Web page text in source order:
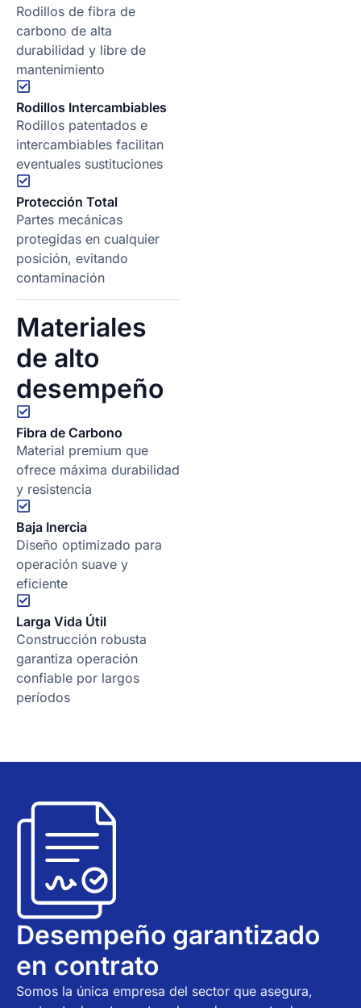
Rodillos de fibra de
carbono de alta
durabilidad y libre de
mantenimiento
Rodillos Intercambiables
Rodillos patentados e
intercambiables facilitan
eventuales sustituciones
Protección Total
Partes mecánicas
protegidas en cualquier
posición, evitando
contaminación
Materiales
de alto
desempeño
Fibra de Carbono
Material premium que
ofrece máxima durabilidad
y resistencia
Baja Inercia
Diseño optimizado para
operación suave y
eficiente
Larga Vida Útil
Construcción robusta
garantiza operación
confiable por largos
períodos
Desempeño garantizado
en contrato
Somos la única empresa del sector que asegura,